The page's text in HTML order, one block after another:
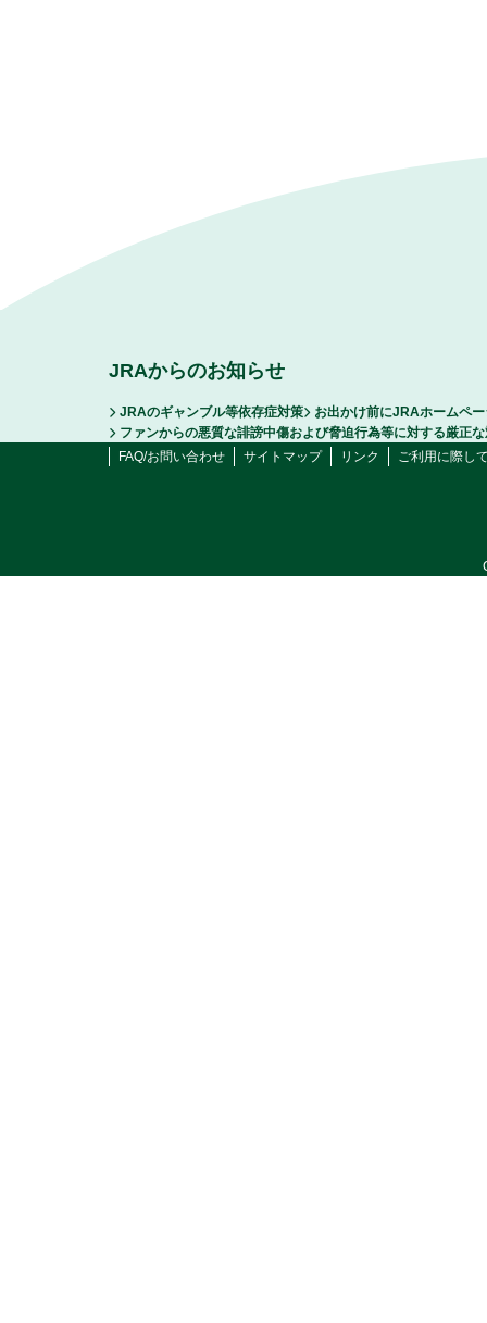
JRAからのお知らせ
JRAのギャンブル等依存症対策
お出かけ前にJRAホームペ
ファンからの悪質な誹謗中傷および脅迫行為等に対する厳正
FAQ/お問い合わせ
サイトマップ リンク ご利用に際し